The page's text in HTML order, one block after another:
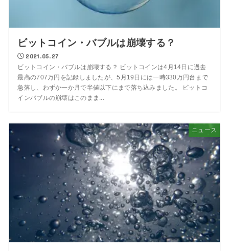
ビットコイン・バブルは崩壊する？
2021.05.27
ビットコイン・バブルは崩壊する？ ビットコインは4月14日に過去
最高の707万円を記録しましたが、5月19日には一時330万円台まで
急落し、わずか一か月で半値以下にまで落ち込みました。 ビットコ
インバブルの崩壊はこのまま...
ニュース